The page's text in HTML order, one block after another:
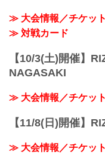
≫ 大会情報／チケット
≫ 対戦カード
【10/3(土)開催】
NAGASAKI
≫ 大会情報／チケット
【11/8(日)開催】
≫ 大会情報／チケット